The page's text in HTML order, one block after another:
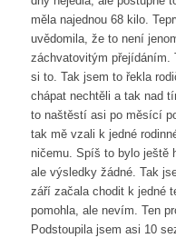
měla najednou 68 kilo.
uvědomila, že to není
záchvatovitým přejídáním.
si to. Tak jsem to řekla
chápat nechtěli a tak nad
to naštěstí asi po měsící
tak mě vzali k jedné
ničemu. Spíš to bylo ještě
ale výsledky žádné. Tak
září začala chodit k jedné
pomohla, ale nevím. Ten
Podstoupila jsem asi 10